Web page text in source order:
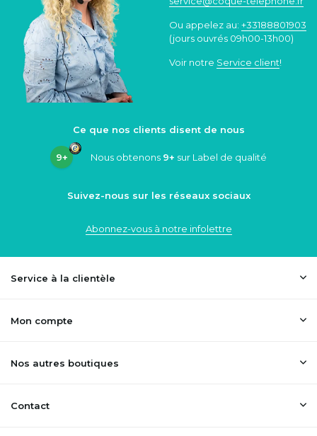
Ou appelez au: +33188801903
(jours ouvrés 09h00-13h00)
Voir notre Service client!
Ce que nos clients disent de nous
9+ Nous obtenons 9+ sur Label de qualité
Suivez-nous sur les réseaux sociaux
Abonnez-vous à notre infolettre
Service à la clientèle
Mon compte
Nos autres boutiques
Contact